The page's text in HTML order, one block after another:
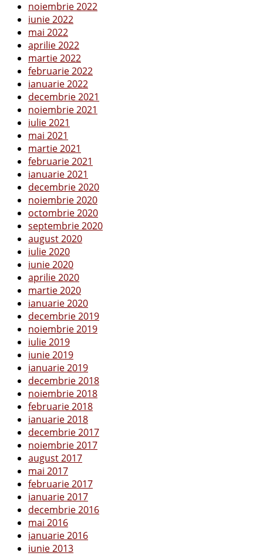
noiembrie 2022
iunie 2022
mai 2022
aprilie 2022
martie 2022
februarie 2022
ianuarie 2022
decembrie 2021
noiembrie 2021
iulie 2021
mai 2021
martie 2021
februarie 2021
ianuarie 2021
decembrie 2020
noiembrie 2020
octombrie 2020
septembrie 2020
august 2020
iulie 2020
iunie 2020
aprilie 2020
martie 2020
ianuarie 2020
decembrie 2019
noiembrie 2019
iulie 2019
iunie 2019
ianuarie 2019
decembrie 2018
noiembrie 2018
februarie 2018
ianuarie 2018
decembrie 2017
noiembrie 2017
august 2017
mai 2017
februarie 2017
ianuarie 2017
decembrie 2016
mai 2016
ianuarie 2016
iunie 2013